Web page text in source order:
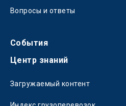
Вопросы и ответы
События
Центр знаний
Загружаемый контент